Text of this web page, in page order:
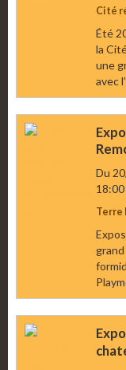
Cité
Été
la
une
avec
Du
18:00
Terre